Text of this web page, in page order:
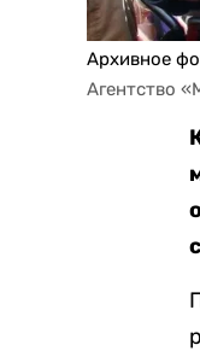
Архивное
Агентство